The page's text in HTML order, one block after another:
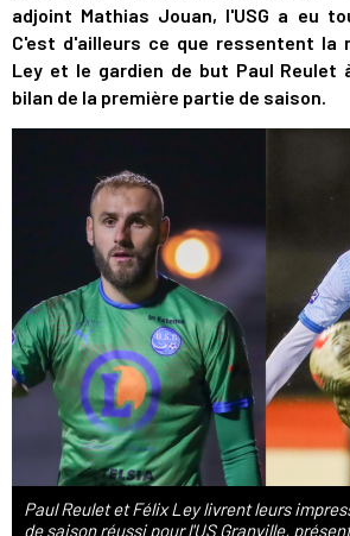
adjoint Mathias Jouan, l'USG a eu
C'est d'ailleurs ce que ressentent la
Ley et le gardien de but Paul Reulet
bilan de la première partie de saison.
Paul Reulet et Félix Ley livrent leurs
de saison réussi pour l'US Granville,